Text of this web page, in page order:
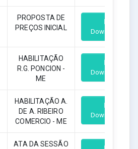
PROPOSTA DE
PREÇOS INICIAL
Download
HABILITAÇÃO
R.G. PONCION -
ME
Download
HABILITAÇÃO A.
DE A. RIBEIRO
COMERCIO - ME
Download
ATA DA SESSÃO